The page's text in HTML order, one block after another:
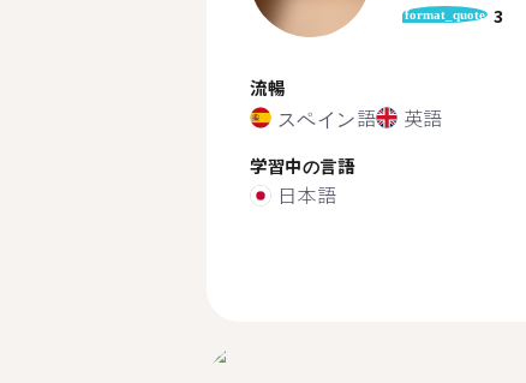
format_quote 3
流暢
スペイン語 英語
学習中の言語
日本語